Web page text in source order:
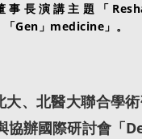
事長演講主題「
Gen」medicine」。
、北醫大聯合學術
協辦國際研討會「